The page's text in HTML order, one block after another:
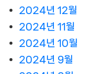
2024년 12월
2024년 11월
2024년 10월
2024년 9월